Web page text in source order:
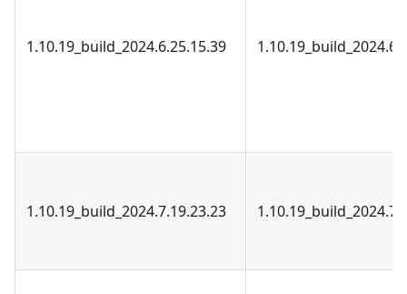
1.10.19_build_2024.6.25.15.39
1.10.19_build_2024.7.19.23.23